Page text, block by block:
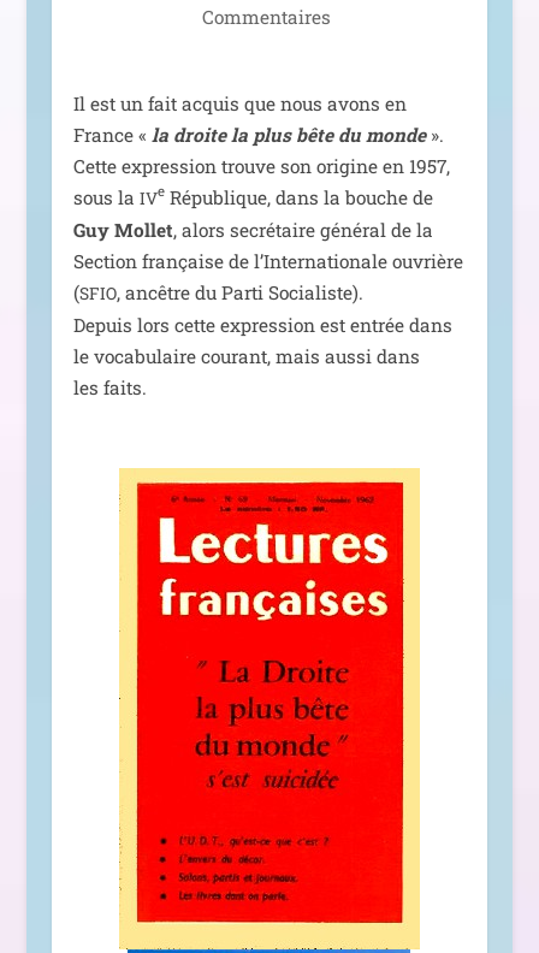
Commentaires
Il est un fait acquis que nous avons en
France « la droite la plus bête du monde».
Cette expres­sion trouve son ori­gine en 1957,
sous la IVeRépublique, dans la bouche de
Guy Mollet, alors secré­taire géné­ral de la
Section fran­çaise de l’Internationale ouvrière
(SFIO, ancêtre du Parti Socialiste).
Depuis lors cette expres­sion est entrée dans
le voca­bu­laire cou­rant, mais aus­si dans
les faits.